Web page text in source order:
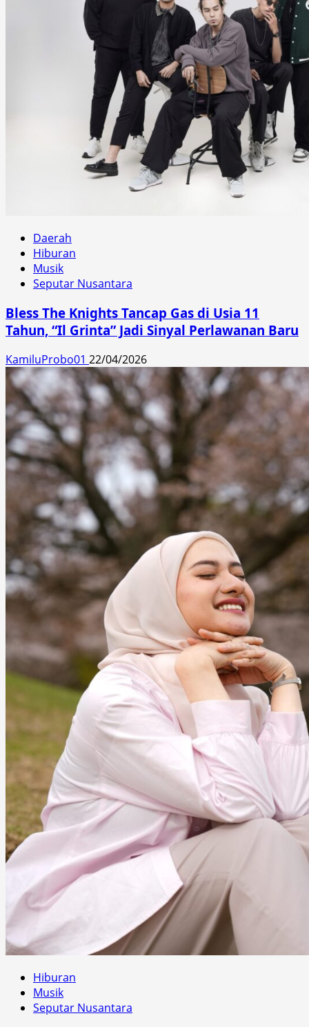
Daerah
Hiburan
Musik
Seputar Nusantara
Bless The Knights Tancap Gas di Usia 11
Tahun, “Il Grinta” Jadi Sinyal Perlawanan Baru
KamiluProbo01 22/04/2026
Hiburan
Musik
Seputar Nusantara